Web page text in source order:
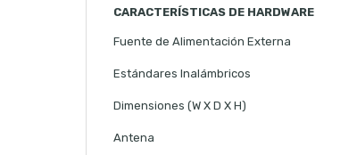
CARACTERÍSTICAS DE HARDWARE
Fuente de Alimentación Externa
Estándares Inalámbricos
Dimensiones (W X D X H)
Antena